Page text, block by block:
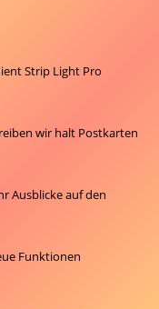
Strip Light Pro
wir halt Postkarten
Ausblicke auf den
Funktionen